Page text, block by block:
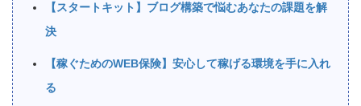
【スタートキット】ブログ構築で悩むあなたの課題を解
決
【稼ぐためのWEB保険】安心して稼げる環境を手に入れ
る